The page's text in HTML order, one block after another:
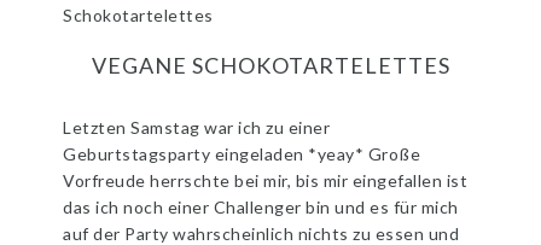
Schokotartelettes
VEGANE SCHOKOTARTELETTES
Letzten Samstag war ich zu einer
Geburtstagsparty eingeladen *yeay* Große
Vorfreude herrschte bei mir, bis mir eingefallen ist
das ich noch einer Challenger bin und es für mich
auf der Party wahrscheinlich nichts zu essen und